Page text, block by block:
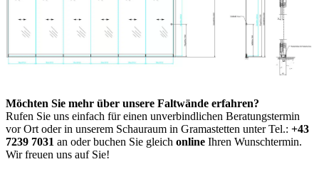
Möchten Sie mehr über unsere Faltwände erfahren?
Rufen Sie uns einfach für einen unverbindlichen Beratungstermin
vor Ort oder in unserem Schauraum in Gramastetten unter Tel.: +43
7239 7031 an oder buchen Sie gleich online Ihren Wunschtermin.
Wir freuen uns auf Sie!